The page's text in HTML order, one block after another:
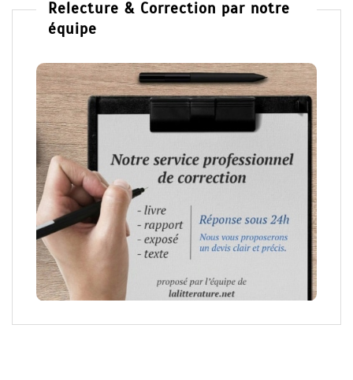
Relecture & Correction par notre
équipe